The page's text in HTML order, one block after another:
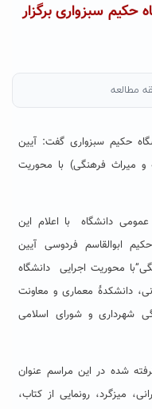
حکیم سبزواری برگزار
حکیم سبزواری گفت: آیین
میراث فرهنگی) با محوریت
دانشگاه با اعلام این
ابوالقاسم فردوسی آیین
محوریت اجرایی دانشگاه
دانشکدۀ معماری و معاونت
شهرداری و شورای اسلامی
شده در این مراسم عنوان
میزگرد، رونمایی از کتاب،